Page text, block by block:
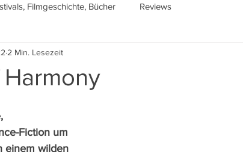
Filmgeschichte, Bücher Reviews
2 Min. Lesezeit
Fiction um
einem wilden